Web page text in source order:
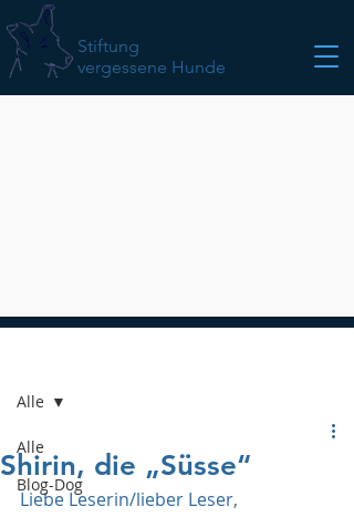
Stiftung
vergessene Hunde
Alle
Blog-Dog
Alle
Shirin, die „Süsse“
Liebe Leserin/lieber Leser,